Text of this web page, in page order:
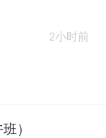
2小时前
）